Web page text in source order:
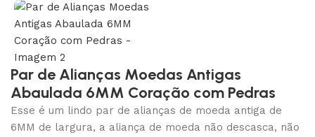
Par de Alianças Moedas Antigas
Abaulada 6MM Coração com Pedras
Esse é um lindo par de alianças de moeda antiga de
6MM de largura, a aliança de moeda não descasca, não